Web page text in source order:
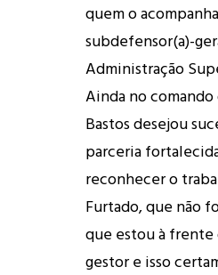
quem o
subdefensor(a)-
Administração
Ainda no
Bastos desejou
parceria
reconhecer o
Furtado, que não
que estou à frente
gestor e isso